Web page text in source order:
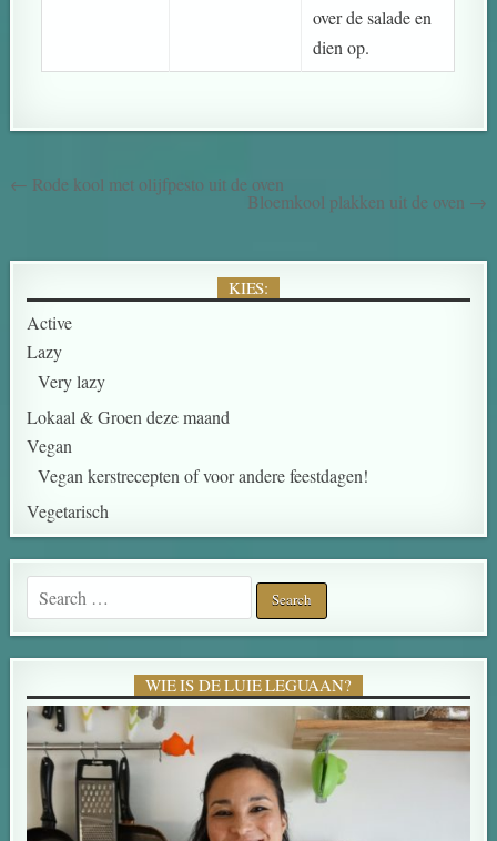
over de salade en
dien op.
← Rode kool met olijfpesto uit de oven
Bloemkool plakken uit de oven →
KIES:
Active
Lazy
Very lazy
Lokaal & Groen deze maand
Vegan
Vegan kerstrecepten of voor andere feestdagen!
Vegetarisch
WIE IS DE LUIE LEGUAAN?